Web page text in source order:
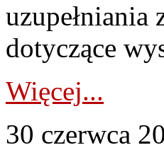
uzupełniania
dotyczące
Więcej...
30 czerwca